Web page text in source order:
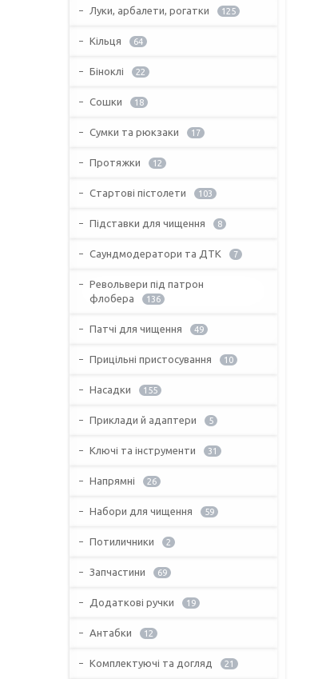
Луки, арбалети, рогатки 125
Кільця 64
Біноклі 22
Сошки 18
Сумки та рюкзаки 17
Протяжки 12
Стартові пістолети 103
Підставки для чищення 8
Саундмодератори та ДТК 7
Револьвери під патрон
флобера
136
Патчі для чищення 49
Прицільні пристосування 10
Насадки 155
Приклади й адаптери 5
Ключі та інструменти 31
Напрямні 26
Набори для чищення 59
Потиличники 2
Запчастини 69
Додаткові ручки 19
Антабки 12
Комплектуючі та догляд 21